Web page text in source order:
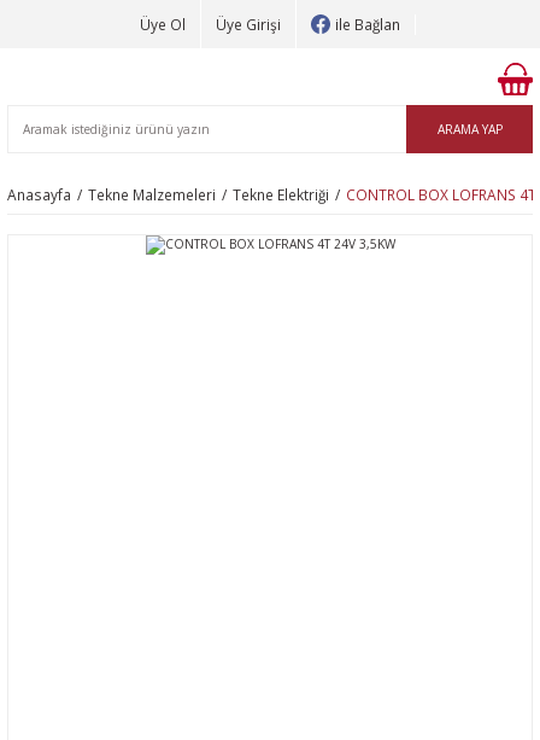
Üye Ol Üye Girişi ile Bağlan
ARAMA YAP
Anasayfa Tekne Malzemeleri Tekne Elektriği CONTROL BOX LOFRANS